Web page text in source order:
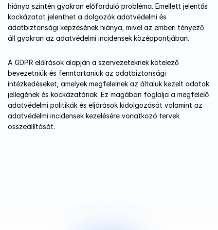
hiánya szintén gyakran előforduló probléma. Emellett jelentős
kockázatot jelenthet a dolgozók adatvédelmi és
adatbiztonsági képzésének hiánya, mivel az emberi tényező
áll gyakran az adatvédelmi incidensek középpontjában.
A GDPR előírások alapján a szervezeteknek kötelező
bevezetniük és fenntartaniuk az adatbiztonsági
intézkedéseket, amelyek megfelelnek az általuk kezelt adatok
jellegének és kockázatának. Ez magában foglalja a megfelelő
adatvédelmi politikák és eljárások kidolgozását valamint az
adatvédelmi incidensek kezelésére vonatkozó tervek
összeállítását.